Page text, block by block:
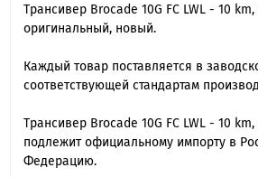
Трансивер Brocade 10G FC LWL - 10 km,
оригинальный, новый.
Каждый товар поставляется в
соответствующей стандартам
Трансивер Brocade 10G FC LWL - 10 km,
подлежит официальному импорту в
Федерацию.